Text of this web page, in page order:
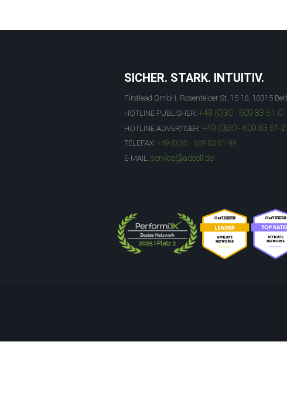
SICHER. STARK. INTUITIV.
Firstlead GmbH, Rosenfelder St. 15-16, 10315
HOTLINE PUBLISHER: +49 (0)30 - 609 83 61-0
HOTLINE ADVERTISER: +49 (0)30 - 609 83 61-
TELEFAX: +49 (0)30 - 609 83 61-99
E-MAIL: service@adcell.de